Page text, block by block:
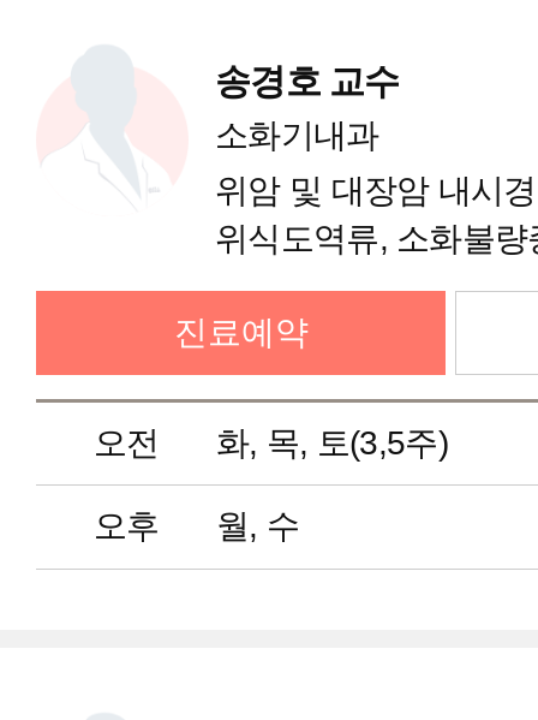
소화기내과
내분비내과
순환기내과
호흡기내과
신장내과
송경호 교수
소화기내과
위암 및 대장암 내시
위식도역류, 소화불량
과민성장증후군, 위
내시경
진료예약
오전 화, 목, 토(3,5주)
오후 월, 수